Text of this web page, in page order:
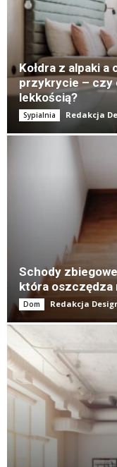
Kołdra z alpaki a
przykrycie – czy
lekkością?
Sypialnia Redakcja
Schody
która oszczędza
Dom Redakcja